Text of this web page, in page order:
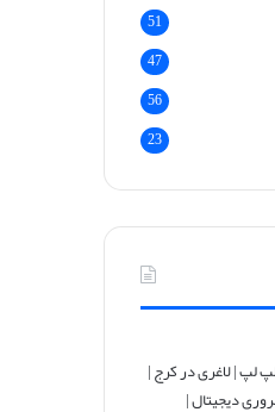
51
47
56
23
لپ|لاغری در کرج|
دیجیتال|